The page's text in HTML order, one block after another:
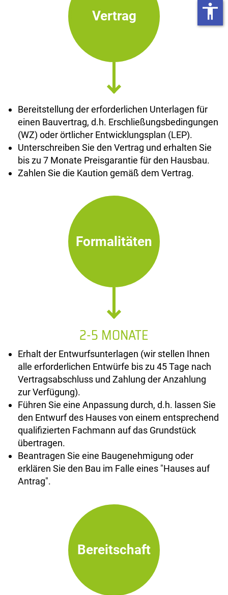
Vertrag
Bereitstellung der erforderlichen Unterlagen für
einen Bauvertrag, d.h. Erschließungsbedingungen
(WZ) oder örtlicher Entwicklungsplan (LEP).
Unterschreiben Sie den Vertrag und erhalten Sie
bis zu 7 Monate Preisgarantie für den Hausbau.
Zahlen Sie die Kaution gemäß dem Vertrag.
Formalitäten
2-5 MONATE
Erhalt der Entwurfsunterlagen (wir stellen Ihnen
alle erforderlichen Entwürfe bis zu 45 Tage nach
Vertragsabschluss und Zahlung der Anzahlung
zur Verfügung).
Führen Sie eine Anpassung durch, d.h. lassen Sie
den Entwurf des Hauses von einem entsprechend
qualifizierten Fachmann auf das Grundstück
übertragen.
Beantragen Sie eine Baugenehmigung oder
erklären Sie den Bau im Falle eines "Hauses auf
Antrag".
Bereitschaft
accessibility